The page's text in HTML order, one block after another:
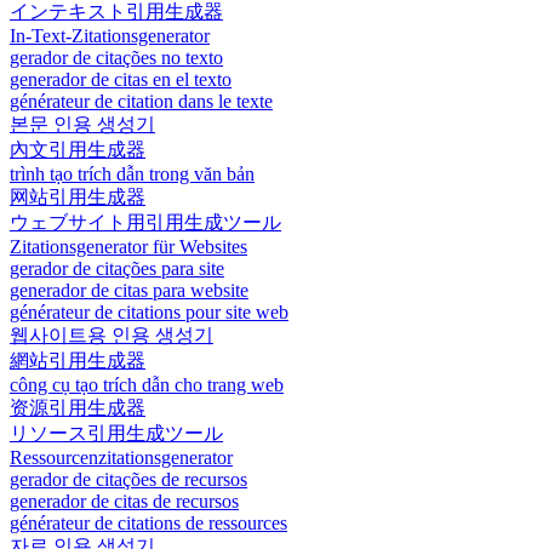
インテキスト引用生成器
In-Text-Zitationsgenerator
gerador de citações no texto
generador de citas en el texto
générateur de citation dans le texte
본문 인용 생성기
內文引用生成器
trình tạo trích dẫn trong văn bản
网站引用生成器
ウェブサイト用引用生成ツール
Zitationsgenerator für Websites
gerador de citações para site
generador de citas para website
générateur de citations pour site web
웹사이트용 인용 생성기
網站引用生成器
công cụ tạo trích dẫn cho trang web
资源引用生成器
リソース引用生成ツール
Ressourcenzitationsgenerator
gerador de citações de recursos
generador de citas de recursos
générateur de citations de ressources